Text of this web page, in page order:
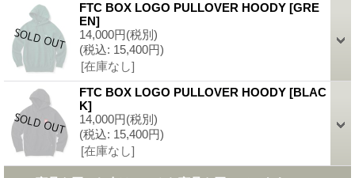
FTC BOX LOGO PULLOVER HOODY [GRE
EN]
14,000円(税別)
(税込: 15,400円)
[在庫なし]
FTC BOX LOGO PULLOVER HOODY [BLAC
K]
14,000円(税別)
(税込: 15,400円)
[在庫なし]